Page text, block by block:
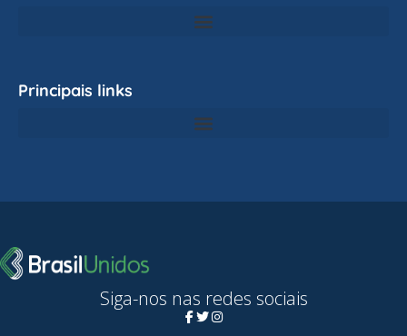
Principais links
Siga-nos nas redes sociais